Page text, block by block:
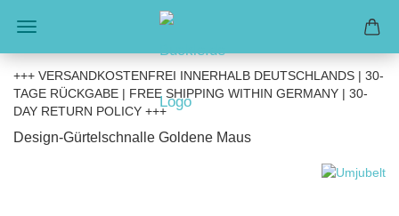
+++ VERSANDKOSTENFREI INNERHALB DEUTSCHLANDS | 30-
TAGE RÜCKGABE | FREE SHIPPING WITHIN GERMANY | 30-
DAY RETURN POLICY +++
Design-Gürtelschnalle Goldene Maus